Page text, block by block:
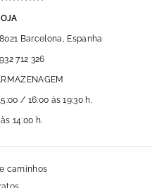
Barcelona, Espanha
712 326
/ 16:00 às 19:30 h.
14:00 h.
caminhos